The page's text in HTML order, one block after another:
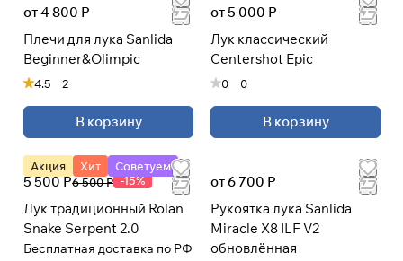
от 4 800 Р
Плечи для лука Sanlida
Beginner&Olimpic
4.5 2
В корзину
от 5 000 Р
Лук классический
Centershot Epic
0 0
В корзину
Акция Хит Советуем
5 500 Р6 500 Р -15%
Лук традиционный Rolan
Snake Serpent 2.0
Бесплатная доставка по РФ
от 6 700 Р
Рукоятка лука Sanlida
Miracle X8 ILF V2
обновлённая
Подробнее
об оплате Плайтом
раз в 2
недели
Остались вопросы?
8 800 302-02-51
plait.ru